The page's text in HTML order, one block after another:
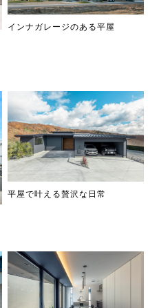
インナガレージのある平屋
平屋で叶える贅沢な日常